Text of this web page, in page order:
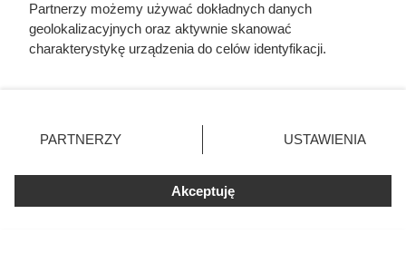
Partnerzy możemy używać dokładnych danych
geolokalizacyjnych oraz aktywnie skanować
charakterystykę urządzenia do celów identyfikacji.
zmienić/wycofać klikając przycisk ustawień prywatności
znajdujący się w lewym dolnym rogu strony. Niektóre
użytkownika, ale masz prawo sprzeciwić się takiemu
przetwarzaniu. Preferencje będą miały zastosowania tylko
PARTNERZY USTAWIENIA
Akceptuję